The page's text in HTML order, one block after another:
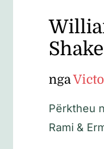
nga
Përktheu
Rami &